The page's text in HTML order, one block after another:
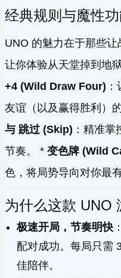
经典规则与魔性
UNO 的魅力在于那些让
让你体验从天堂掉到地
+4 (Wild Draw Four)
友谊（以及赢得胜利）
与 跳过 (Skip) ：精准
节奏。 * 变色牌 (Wild
色，将局势导向对你最
为什么这款 UNO
极速开局，节奏明快
配对成功。每局只需
佳陪伴。